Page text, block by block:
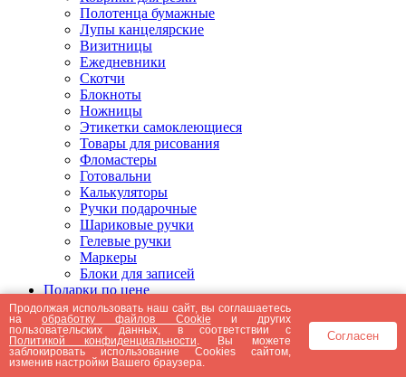
Полотенца бумажные
Лупы канцелярские
Визитницы
Ежедневники
Скотчи
Блокноты
Ножницы
Этикетки самоклеющиеся
Товары для рисования
Фломастеры
Готовальни
Калькуляторы
Ручки подарочные
Шариковые ручки
Гелевые ручки
Маркеры
Блоки для записей
Подарки по цене
Подарки от 5000 рублей
Подарки до 5000 рублей
Подарки до 3000 рублей
Подарки до 2000 рублей
Подарки до 1000 рублей
Продолжая использовать наш сайт, вы соглашаетесь
наобработку файлов Cookie и других
пользовательских данных, в соответствии с
Политикой конфиденциальности . Вы можете
заблокировать использование Cookies сайтом,
изменив настройки Вашего браузера.
Согласен